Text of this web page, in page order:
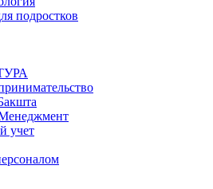
подростков
учет